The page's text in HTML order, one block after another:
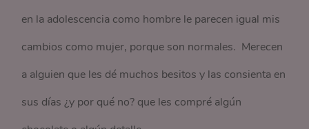
en la adolescencia como hombre le parecen igual mis
cambios como mujer, porque son normales. Merecen
a alguien que les dé muchos besitos y las consienta en
sus días ¿y por qué no? que les compré algún